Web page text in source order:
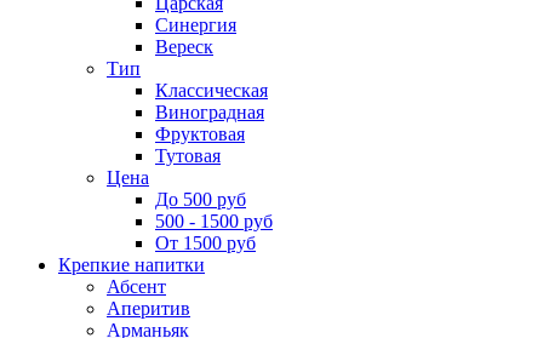
Синергия
Вереск
Тип
Классическая
Виноградная
Фруктовая
Тутовая
Цена
До 500 руб
500 - 1500 руб
От 1500 руб
Крепкие напитки
Абсент
Аперитив
Арманьяк